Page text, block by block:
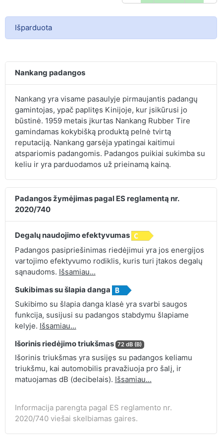
Išparduota
Nankang padangos
Nankang yra visame pasaulyje pirmaujantis padangų
gamintojas, ypač paplitęs Kinijoje, kur įsikūrusi jo
būstinė. 1959 metais įkurtas Nankang Rubber Tire
gamindamas kokybišką produktą pelnė tvirtą
reputaciją. Nankang garsėja ypatingai kaitimui
atspariomis padangomis. Padangos puikiai sukimba su
keliu ir yra parduodamos už prieinamą kainą.
Padangos žymėjimas pagal ES reglamentą nr.
2020/740
Degalų naudojimo efektyvumas
Padangos pasipriešinimas riedėjimui yra jos energijos
vartojimo efektyvumo rodiklis, kuris turi įtakos degalų
sąnaudoms. Išsamiau...
Sukibimas su šlapia danga
Sukibimo su šlapia danga klasė yra svarbi saugos
funkcija, susijusi su padangos stabdymu šlapiame
kelyje. Išsamiau...
Išorinis riedėjimo triukšmas 72 dB (B)
Išorinis triukšmas yra susijęs su padangos keliamu
triukšmu, kai automobilis pravažiuoja pro šalį, ir
matuojamas dB (decibelais). Išsamiau...
Informacija parengta pagal ES reglamento nr.
2020/740 viešai skelbiamas gaires.